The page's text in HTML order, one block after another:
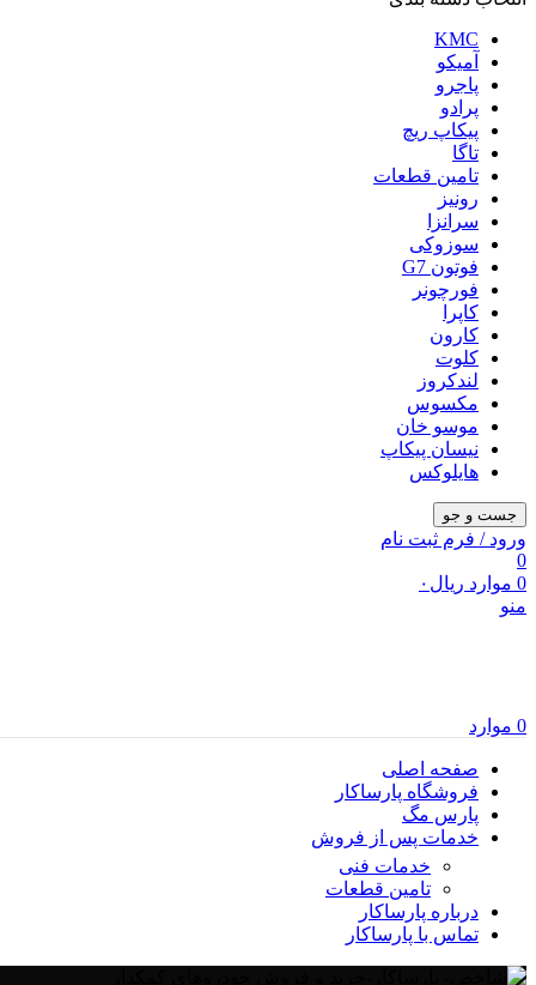
KMC
آمیکو
پاجرو
پرادو
پیکاپ ریچ
تاگا
تامین قطعات
رونیز
سرانزا
سوزوکی
فوتون G7
فورچونر
کاپرا
کارون
کلوت
لندکروز
مکسوس
موسو خان
نیسان پیکاپ
هایلوکس
جست و جو
ورود / فرم ثبت نام
0
0 موارد ریال ۰
منو
0 موارد
صفحه اصلی
فروشگاه پارساکار
پارس مگ
خدمات پس از فروش
خدمات فنی
تامین قطعات
درباره پارساکار
تماس با پارساکار